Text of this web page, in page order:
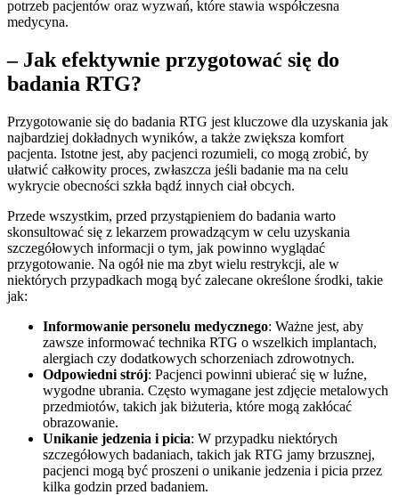
potrzeb pacjentów oraz wyzwań, które stawia współczesna
medycyna.
– Jak efektywnie przygotować się do
badania RTG?
Przygotowanie się do badania RTG jest kluczowe dla uzyskania jak
najbardziej dokładnych wyników, a także zwiększa komfort
pacjenta. Istotne jest, aby pacjenci rozumieli, co mogą zrobić, by
ułatwić całkowity proces, zwłaszcza jeśli badanie ma na celu
wykrycie obecności szkła bądź innych ciał obcych.
Przede wszystkim, przed przystąpieniem do badania warto
skonsultować się z lekarzem prowadzącym w celu uzyskania
szczegółowych informacji o tym, jak powinno wyglądać
przygotowanie. Na ogół nie ma zbyt wielu restrykcji, ale w
niektórych przypadkach mogą być zalecane określone środki, takie
jak:
Informowanie personelu medycznego: Ważne jest, aby
zawsze informować technika RTG o wszelkich implantach,
alergiach czy dodatkowych schorzeniach zdrowotnych.
Odpowiedni strój: Pacjenci powinni ubierać się w luźne,
wygodne ubrania. Często wymagane jest zdjęcie metalowych
przedmiotów, takich jak biżuteria, które mogą zakłócać
obrazowanie.
Unikanie jedzenia i picia: W przypadku niektórych
szczegółowych badaniach, takich jak RTG jamy brzusznej,
pacjenci mogą być proszeni o unikanie jedzenia i picia przez
kilka godzin przed badaniem.